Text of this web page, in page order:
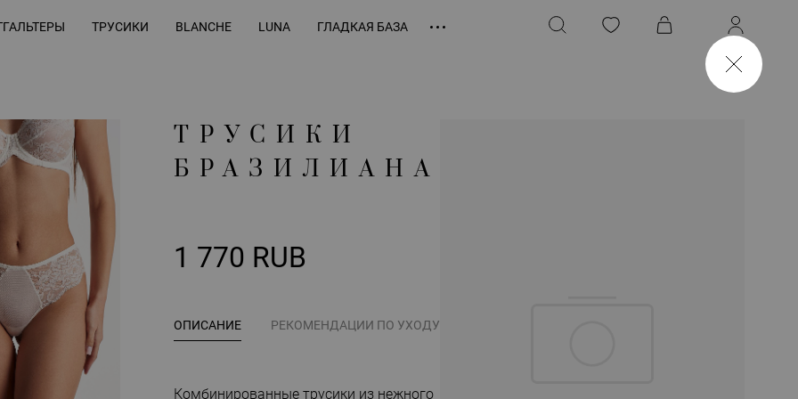
ТРУСИКИ BLANCHE LUNA ГЛАДКАЯ БАЗА
ТРУСИКИ
БРАЗИЛИАНА
1 770 RUB
ОПИСАНИЕ РЕКОМЕНДАЦИИ ПО УХОДУ
Комбинированные трусики из нежного